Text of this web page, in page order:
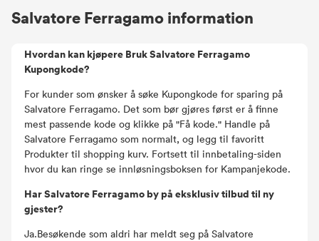
Salvatore Ferragamo information
Hvordan kan kjøpere Bruk Salvatore Ferragamo
Kupongkode?
For kunder som ønsker å søke Kupongkode for sparing på
Salvatore Ferragamo. Det som bør gjøres først er å finne
mest passende kode og klikke på "Få kode." Handle på
Salvatore Ferragamo som normalt, og legg til favoritt
Produkter til shopping kurv. Fortsett til innbetaling-siden
hvor du kan ringe se innløsningsboksen for Kampanjekode.
Har Salvatore Ferragamo by på eksklusiv tilbud til ny
gjester?
Ja.Besøkende som aldri har meldt seg på Salvatore